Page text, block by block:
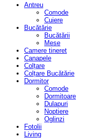
Antreu
Comode
Cuiere
Bucătărie
Bucătării
Mese
Camere tineret
Canapele
Colțare
Colțare Bucătărie
Dormitor
Comode
Dormitoare
Dulapuri
Noptiere
Oglinzi
Fotolii
Living